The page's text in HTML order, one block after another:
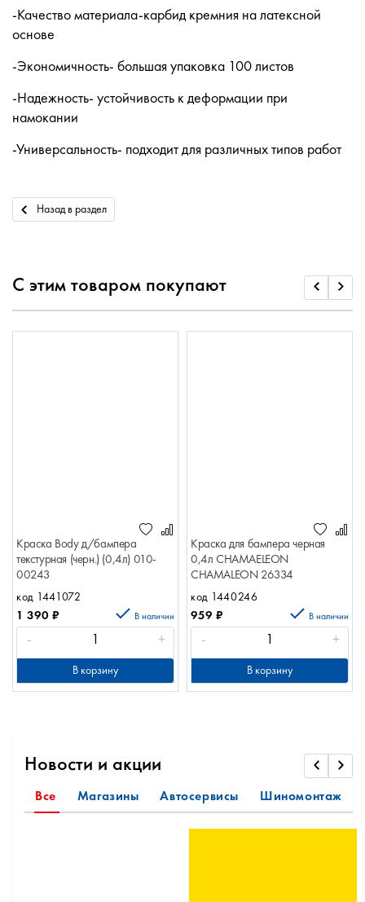
-Качество материала-карбид кремния на латексной
основе
-Экономичность- большая упаковка 100 листов
-Надежность- устойчивость к деформации при
намокании
-Универсальность- подходит для различных типов работ
Назад в раздел
С этим товаром покупают
Краска Body д/бампера
текстурная (черн.) (0,4л) 010-
00243
код 1441072
1 390 ₽ В наличии
- +
В корзину
Краска для бампера черная
0,4л CHAMAELEON
CHAMALEON 26334
код 1440246
959 ₽ В наличии
- +
В корзину
Новости и акции
Все Магазины Автосервисы Шиномонтаж